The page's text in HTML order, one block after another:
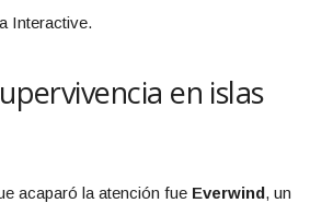
Interactive.
en islas
acaparó la atención fue Everwind, un